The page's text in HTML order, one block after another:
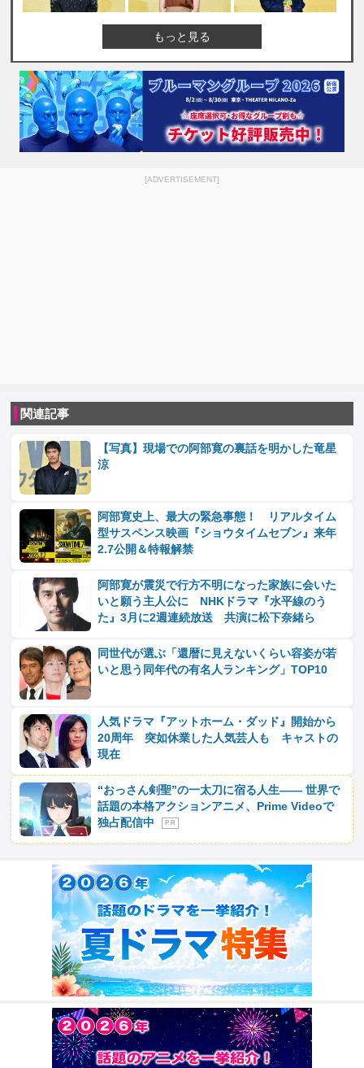
もっと見る
[ADVERTISEMENT]
関連記事
【写真】現場での阿部寛の裏話を明かした竜星
涼
阿部寛史上、最大の緊急事態！ リアルタイム
型サスペンス映画『ショウタイムセブン』来年
2.7公開＆特報解禁
阿部寛が震災で行方不明になった家族に会いた
いと願う主人公に NHKドラマ『水平線のう
た』3月に2週連続放送 共演に松下奈緒ら
同世代が選ぶ「還暦に見えないくらい容姿が若
いと思う同年代の有名人ランキング」TOP10
人気ドラマ『アットホーム・ダッド』開始から
20周年 突如休業した人気芸人も キャストの
現在
“おっさん剣聖”の一太刀に宿る人生―― 世界で
話題の本格アクションアニメ、Prime Videoで
独占配信中
P R